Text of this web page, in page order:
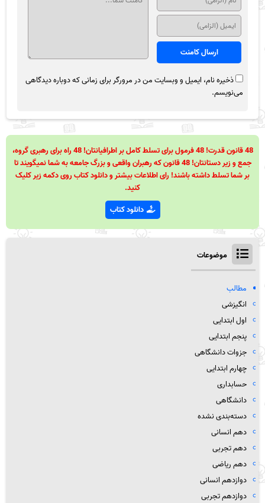
ذخیره نام، ایمیل و وبسایت من در مرورگر برای زمانی که دوباره دیدگاهی
می‌نویسم.
48 قانون قدرت! 48 فرمول برای تسلط کامل بر اطرافیانتان! 48 راه برای رهبری گروه،
جمع و زیر دستانتان! 48 قانون که رهبران واقعی و بزرگ جامعه به شما نمیگویند تا
بر شما تسلط داشته باشند! رای اطلاعات بیشتر و دانلود کتاب روی دکمه زیر کلیک
کنید.
دانلود کتاب
موضوعات
مطالب
انگیزشی
اول ابتدایی
پنجم ابتدایی
جزوات دانشگاهی
چهارم ابتدایی
حسابداری
دانشگاهی
دسته‌بندی نشده
دهم انسانی
دهم تجربی
دهم ریاضی
دوازدهم انسانی
دوازدهم تجربی